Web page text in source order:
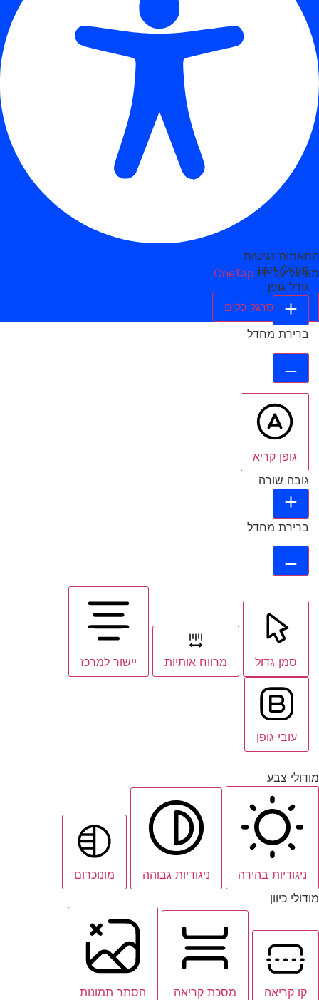
התאמות נגישות
מופעל על ידי OneTap
הסתר סרגל כלים
מודולי תוכן
גודל גופן
ברירת מחדל
גופן קריא
גובה שורה
ברירת מחדל
סמן גדול מרווח אותיות יישור למרכז
עובי גופן
מודולי צבע
ניגודיות בהירה ניגודיות גבוהה
מונוכרום
מודולי כיוון
קו קריאה מסכת קריאה הסתר תמונות